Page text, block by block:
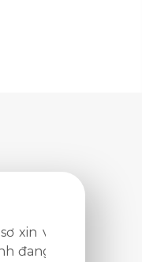
visa ở
cần